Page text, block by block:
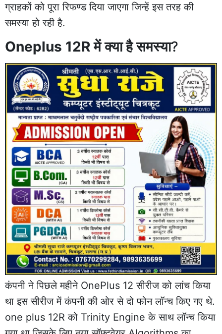
ग्राहकों को पूरा रिफण्ड दिया जाएगा जिन्हें इस तरह की
समस्या हो रही है.
Oneplus 12R में क्या है समस्या?
कंपनी ने पिछले महीने OnePlus 12 सीरीज को लांच किया
था इस सीरीज में कंपनी की ओर से दो फोन लॉन्च किए गए थे.
one plus 12R को Trinity Engine के साथ लॉन्च किया